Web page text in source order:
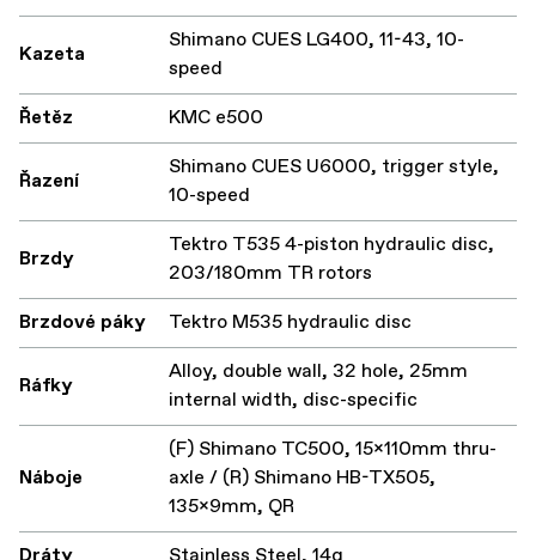
Kazeta
Shimano CUES LG400, 11-43, 10-
speed
Řetěz
KMC e500
Řazení
Shimano CUES U6000, trigger style,
10-speed
Brzdy
Tektro T535 4-piston hydraulic disc,
203/180mm TR rotors
Brzdové páky
Tektro M535 hydraulic disc
Ráfky
Alloy, double wall, 32 hole, 25mm
internal width, disc-specific
Náboje
(F) Shimano TC500, 15x110mm thru-
axle / (R) Shimano HB-TX505,
135x9mm, QR